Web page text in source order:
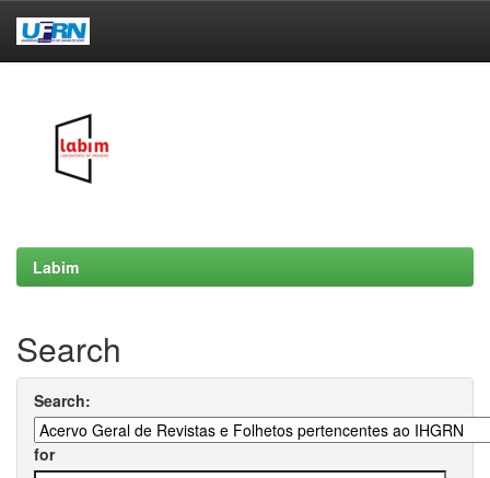
Labim
Search
Search:
for